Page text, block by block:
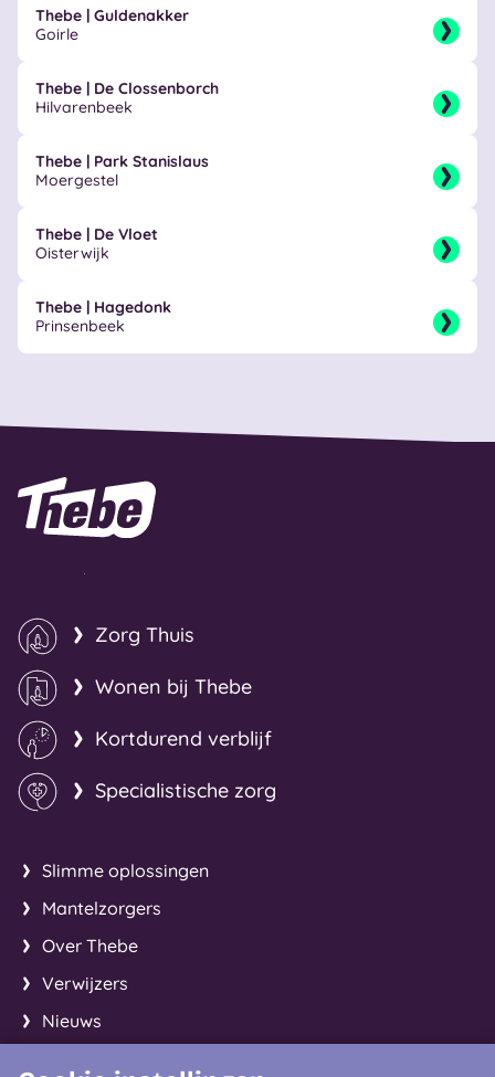
Thebe | Guldenakker
Goirle
Thebe | De Clossenborch
Hilvarenbeek
Thebe | Park Stanislaus
Moergestel
Thebe | De Vloet
Oisterwijk
Thebe | Hagedonk
Prinsenbeek
Naar homepage
Zorg Thuis
Wonen bij Thebe
Kortdurend verblijf
Specialistische zorg
Slimme oplossingen
Mantelzorgers
Over Thebe
Verwijzers
Nieuws